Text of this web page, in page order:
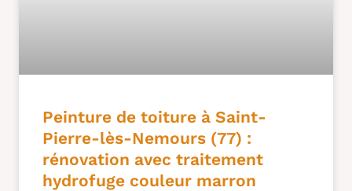
Peinture de toiture à Saint-
Pierre-lès-Nemours (77) :
rénovation avec traitement
hydrofuge couleur marron